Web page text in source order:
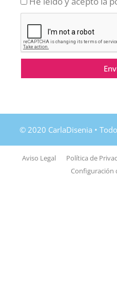
Aviso Legal Política de
Configuración